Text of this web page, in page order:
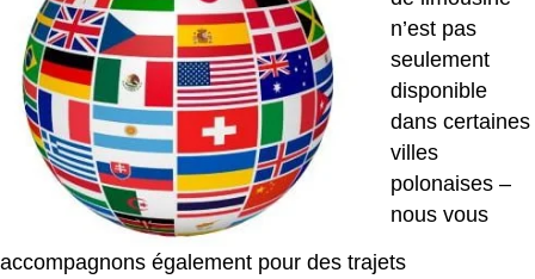
n’est pas
seulement
disponible
dans certaines
villes
polonaises –
nous vous
accompagnons également pour des trajets